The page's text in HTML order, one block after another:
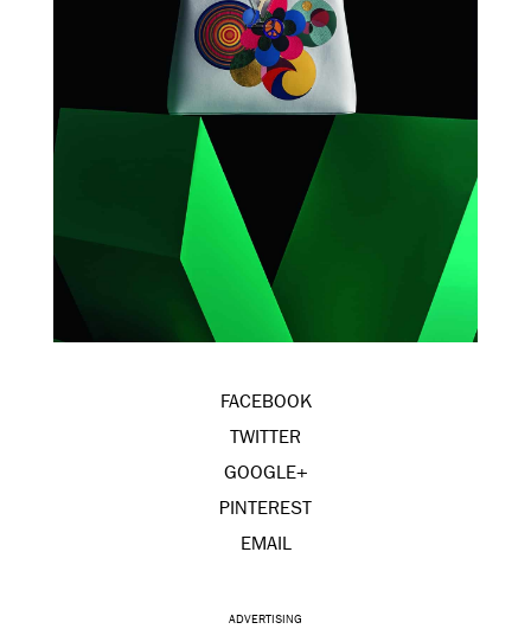
FACEBOOK
TWITTER
GOOGLE+
PINTEREST
EMAIL
ADVERTISING